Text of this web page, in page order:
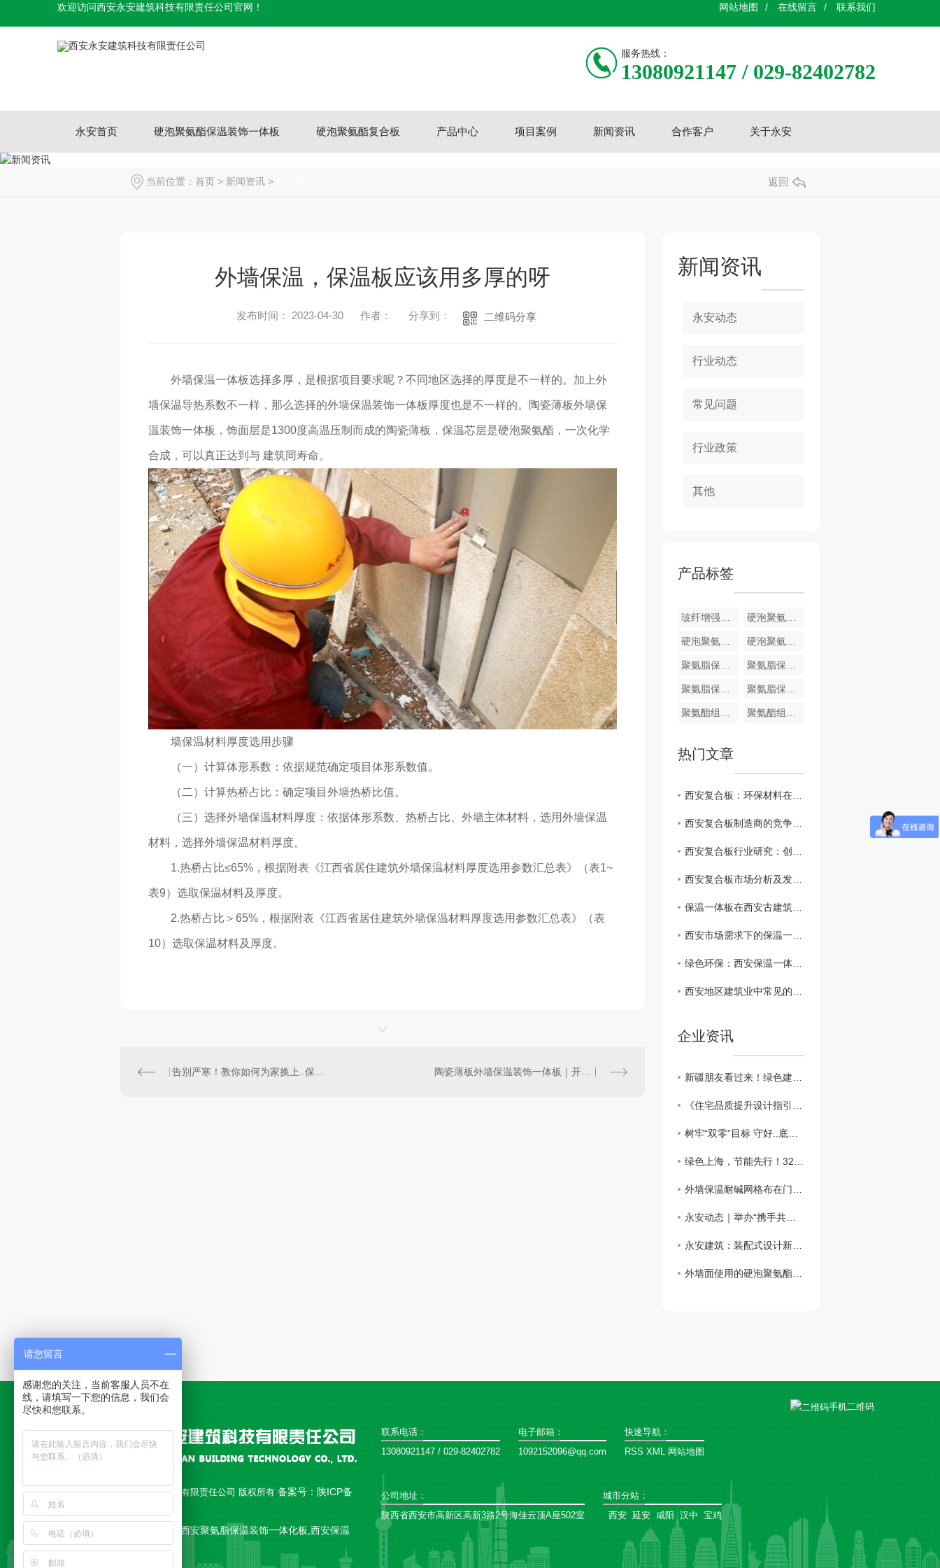
欢迎访问西安永安建筑科技有限责任公司官网！ 网站地图 / 在线留言 / 联系我们
服务热线：
13080921147 / 029-82402782
永安首页 硬泡聚氨酯保温装饰一体板 硬泡聚氨酯复合板 产品中心 项目案例 新闻资讯 合作客户 关于永安
当前位置： 首页 > 新闻资讯 > 返回
外墙保温，保温板应该用多厚的呀
发布时间： 2023-04-30 作者： 分享到： 二维码分享
外墙保温一体板选择多厚，是根据项目要求呢？不同地区选择的厚度是不一样的。加上外
墙保温导热系数不一样，那么选择的外墙保温装饰一体板厚度也是不一样的。陶瓷薄板外墙保
温装饰一体板，饰面层是1300度高温压制而成的陶瓷薄板，保温芯层是硬泡聚氨酯，一次化学
合成，可以真正达到与 建筑同寿命。
墙保温材料厚度选用步骤
（一）计算体形系数：依据规范确定项目体形系数值。
（二）计算热桥占比：确定项目外墙热桥比值。
（三）选择外墙保温材料厚度：依据体形系数、热桥占比、外墙主体材料，选用外墙保温
材料，选择外墙保温材料厚度。
1.热桥占比≤65%，根据附表《江西省居住建筑外墙保温材料厚度选用参数汇总表》（表1~
表9）选取保温材料及厚度。
2.热桥占比＞65%，根据附表《江西省居住建筑外墙保温材料厚度选用参数汇总表》（表
10）选取保温材料及厚度。
陶瓷薄板外墙保温装饰一体板｜开启绿色低碳生活
新闻资讯
永安动态
行业动态
常见问题
行业政策
其他
产品标签
玻纤增强聚氨酯节能门窗 硬泡聚氨酯复合浅荔枝面陶瓷薄板保温装饰一体板
硬泡聚氨酯复合哑光面陶瓷薄板保温装饰一体板 硬泡聚氨酯陶瓷薄板一体板
聚氨脂保温装饰一体化板 聚氨脂保温装饰一体化板
聚氨脂保温装饰一体化板 聚氨脂保温装饰一体化板
聚氨酯组合料 聚氨酯组合料
热门文章
西安复合板：环保材料在建筑业的崭露头角
西安复合板制造商的竞争优势和挑战
西安复合板行业研究：创新技术与应用前景
西安复合板市场分析及发展趋势
保温一体板在西安古建筑修复中的应用实例分享
西安市场需求下的保温一体板生产和供应情况分析
绿色环保：西安保温一体板在建筑行业的可持续发展
西安地区建筑业中常见的保温一体板材料对比
企业资讯
新疆朋友看过来！绿色建筑新篇章：外墙外保温助力新疆可持续发展
​《住宅品质提升设计指引》：鼓励按照近零能耗建筑建设
树牢“双零”目标 守好..底线，做好外墙保温工程
绿色上海，节能先行！3200万平方米建筑穿上“保温外衣”，外墙保温材料助力城市绿色发展
外墙保温耐碱网格布在门窗口翻包做法？？
永安动态｜举办“携手共进、关怀员工”主题活动
永安建筑：装配式设计新突破，硬泡聚氨酯复合陶瓷薄板一体板方案，成本降低，施工效率高
外墙面使用的硬泡聚氨酯复合陶瓷薄板一体板有何魅力？
Copyright © 西安永安建筑科技有限责任公司 版权所有 备案号： 陕ICP备
18010892号-1
公司主营 西安聚氨脂复合板,西安聚氨脂保温装饰一体化板,西安保温
一体板,西安复合板 等产品
联系电话：
13080921147 / 029-82402782
电子邮箱：
1092152096@qq.com
快速导航：
RSS XML 网站地图
公司地址：
陕西省西安市高新区高新3路2号海佳云顶A座502室
城市分站 ：
西安 延安 咸阳 汉中 宝鸡
手机二维码
请您留言
感谢您的关注，当前客服人员不在
线，请填写一下您的信息，我们会
尽快和您联系。